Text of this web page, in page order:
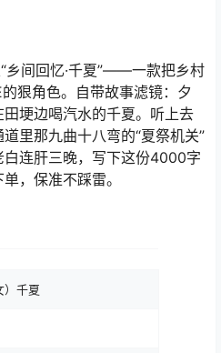
乡间回忆·千夏”——一款把乡村
狠角色。自带故事滤镜：夕
埂边喝汽水的千夏。听上去
里那九曲十八弯的“夏祭机关”
连肝三晚，写下这份4000字
，保准不踩雷。
）千夏